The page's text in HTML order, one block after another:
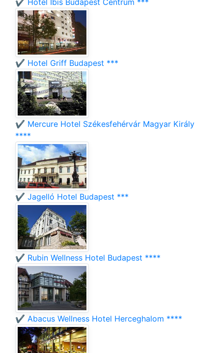
✔️ Hotel Ibis Budapest Centrum ***
✔️ Hotel Griff Budapest ***
✔️ Mercure Hotel Székesfehérvár Magyar Király
****
✔️ Jagelló Hotel Budapest ***
✔️ Rubin Wellness Hotel Budapest ****
✔️ Abacus Wellness Hotel Herceghalom ****